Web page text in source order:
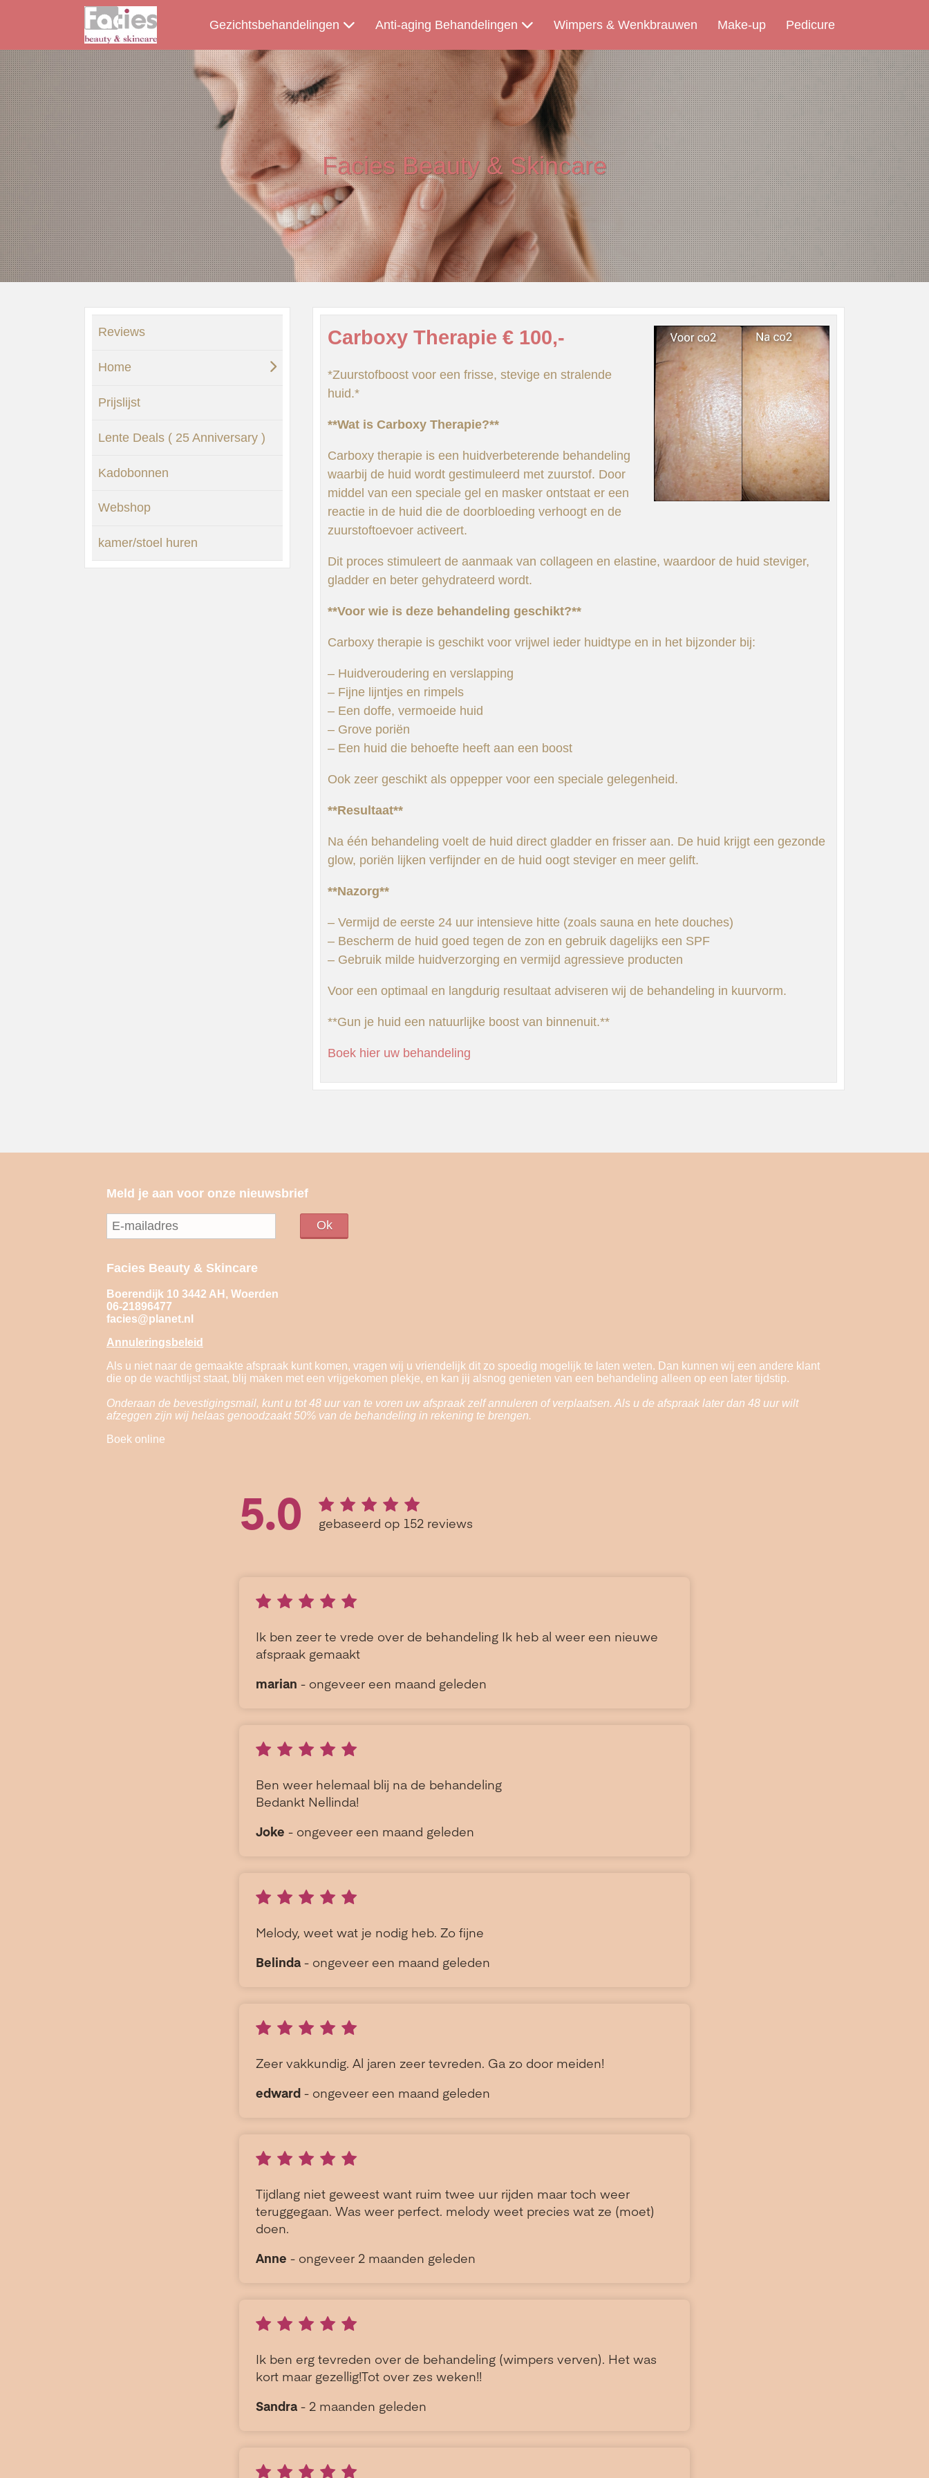
Gezichtsbehandelingen Anti-aging Behandelingen Wimpers & Wenkbrauwen Make-up Pedicure
Facies Beauty & Skincare
Carboxy Therapie € 100,-
*Zuurstofboost voor een frisse, stevige en stralende
huid.*
**Wat is Carboxy Therapie?**
Carboxy therapie is een huidverbeterende behandeling
waarbij de huid wordt gestimuleerd met zuurstof. Door
middel van een speciale gel en masker ontstaat er een
reactie in de huid die de doorbloeding verhoogt en de
zuurstoftoevoer activeert.
Dit proces stimuleert de aanmaak van collageen en elastine, waardoor de huid steviger,
gladder en beter gehydrateerd wordt.
**Voor wie is deze behandeling geschikt?**
Carboxy therapie is geschikt voor vrijwel ieder huidtype en in het bijzonder bij:
– Huidveroudering en verslapping
– Fijne lijntjes en rimpels
– Een doffe, vermoeide huid
– Grove poriën
– Een huid die behoefte heeft aan een boost
Ook zeer geschikt als oppepper voor een speciale gelegenheid.
**Resultaat**
Na één behandeling voelt de huid direct gladder en frisser aan. De huid krijgt een gezonde
glow, poriën lijken verfijnder en de huid oogt steviger en meer gelift.
**Nazorg**
– Vermijd de eerste 24 uur intensieve hitte (zoals sauna en hete douches)
– Bescherm de huid goed tegen de zon en gebruik dagelijks een SPF
– Gebruik milde huidverzorging en vermijd agressieve producten
Voor een optimaal en langdurig resultaat adviseren wij de behandeling in kuurvorm.
**Gun je huid een natuurlijke boost van binnenuit.**
Boek hier uw behandeling
Reviews
Home
Prijslijst
Lente Deals ( 25 Anniversary )
Kadobonnen
Webshop
kamer/stoel huren
Meld je aan voor onze nieuwsbrief
Facies Beauty & Skincare
Boerendijk 10 3442 AH, Woerden
06-21896477
facies@planet.nl
Annuleringsbeleid
Als u niet naar de gemaakte afspraak kunt komen, vragen wij u vriendelijk dit zo spoedig mogelijk te laten weten. Dan kunnen wij een andere klant
die op de wachtlijst staat, blij maken met een vrijgekomen plekje, en kan jij alsnog genieten van een behandeling alleen op een later tijdstip.
Onderaan de bevestigingsmail, kunt u tot 48 uur van te voren uw afspraak zelf annuleren of verplaatsen. Als u de afspraak later dan 48 uur wilt
afzeggen zijn wij helaas genoodzaakt 50% van de behandeling in rekening te brengen.
Boek online